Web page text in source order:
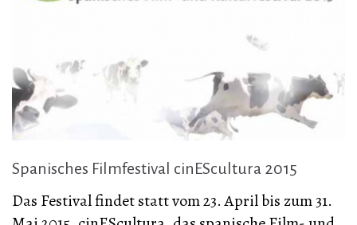
Spanisches Filmfestival cinEScultura 2015
Das Festival findet statt vom 23. April bis zum 31.